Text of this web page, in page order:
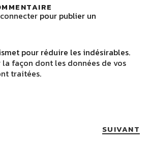
pour publier un
pour réduire les indésirables.
la façon dont les données de vos
traitées.
SUIVANT